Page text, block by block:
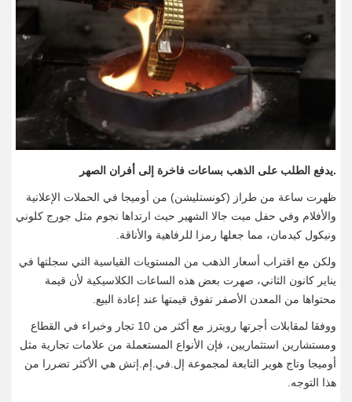
.يدفع الطلب على الذهب بساعات فاخرة إلى أفران الصهر
ظهرت ساعة من طراز (كونستليشن) من أوميجا في الحملات الإعلانية
والأفلام وفي حفل ميت جالا الشهير حيث ارتداها نجوم مثل جورج كلوني
ونيكول كيدمان، مما جعلها رمزا للرفاهية والأناقة.
ولكن مع اقتراب أسعار الذهب من المستويات القياسية التي سجلتها في
يناير كانون الثاني، صهرت بعض هذه الساعات الكلاسيكية لأن قيمة
محتواها من المعدن الأصفر تفوق قيمتها عند ‌إعادة البيع.
ووفقا لمقابلات أجرتها رويترز مع أكثر من 10 تجار وخبراء في القطاع
ومستشارين استثماريين، فإن الأنواع المستعملة من علامات تجارية مثل
أوميجا وتاج هوير التابعة لمجموعة إل.في.إم.إتش هي الأكثر تضررا من
هذا التوجه.